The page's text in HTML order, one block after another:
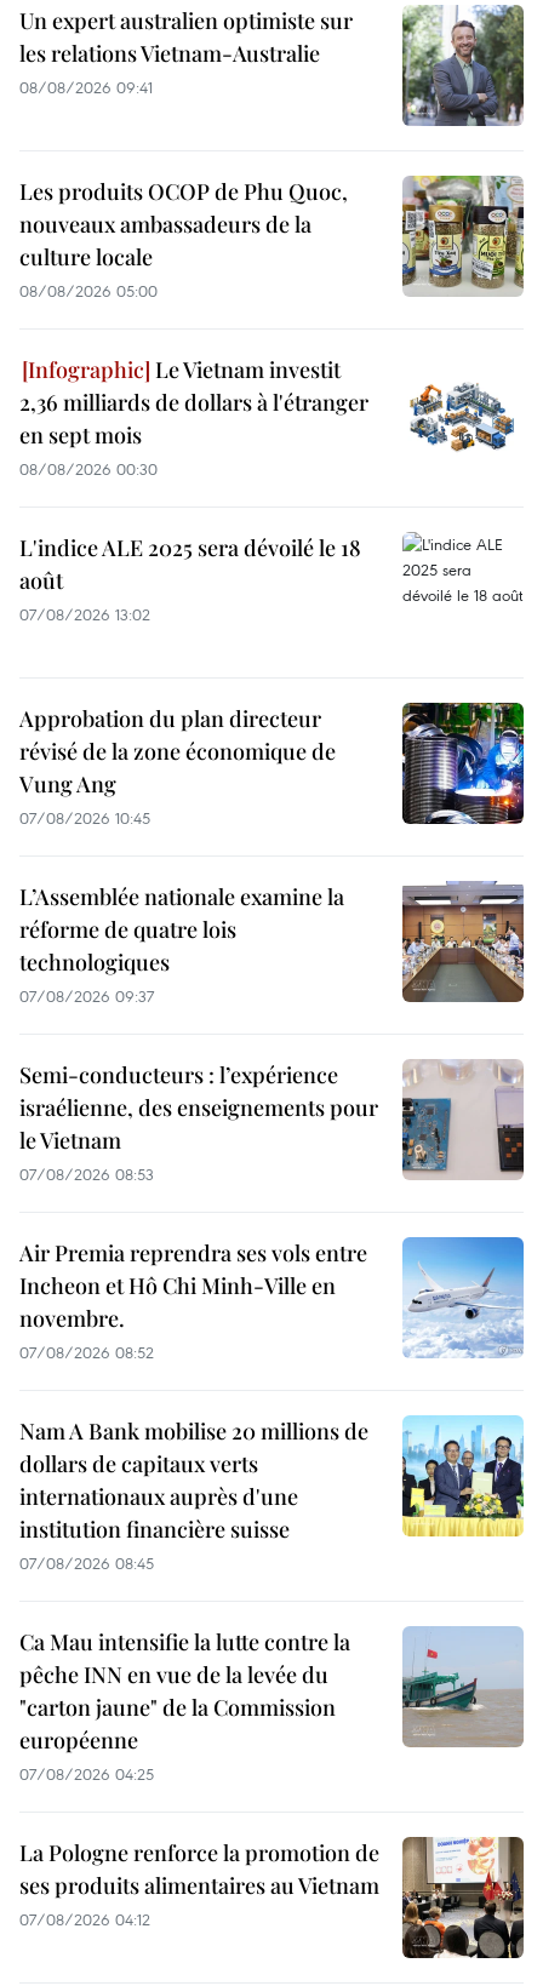
Un expert australien optimiste sur
les relations Vietnam-Australie
08/08/2026 09:41
Les produits OCOP de Phu Quoc,
nouveaux ambassadeurs de la
culture locale
08/08/2026 05:00
Le Vietnam investit
2,36 milliards de dollars à l'étranger
en sept mois
08/08/2026 00:30
L'indice ALE 2025 sera dévoilé le 18
août
07/08/2026 13:02
Approbation du plan directeur
révisé de la zone économique de
Vung Ang
07/08/2026 10:45
L’Assemblée nationale examine la
réforme de quatre lois
technologiques
07/08/2026 09:37
Semi-conducteurs : l’expérience
israélienne, des enseignements pour
le Vietnam
07/08/2026 08:53
Air Premia reprendra ses vols entre
Incheon et Hô Chi Minh-Ville en
novembre.
07/08/2026 08:52
Nam A Bank mobilise 20 millions de
dollars de capitaux verts
internationaux auprès d'une
institution financière suisse
07/08/2026 08:45
Ca Mau intensifie la lutte contre la
pêche INN en vue de la levée du
"carton jaune" de la Commission
européenne
07/08/2026 04:25
La Pologne renforce la promotion de
ses produits alimentaires au Vietnam
07/08/2026 04:12